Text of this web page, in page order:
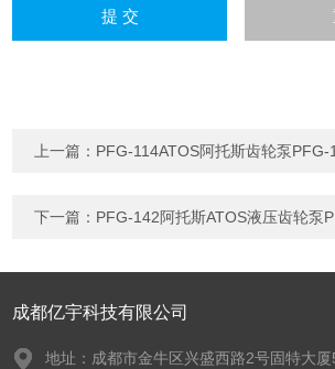
上一篇： PFG-114ATOS阿托斯齿轮泵PFG-
下一篇： PFG-142阿托斯ATOS液压齿轮泵
成都亿宇科技有限公司
地址：成都市金牛区兴盛西路2号固特大厦